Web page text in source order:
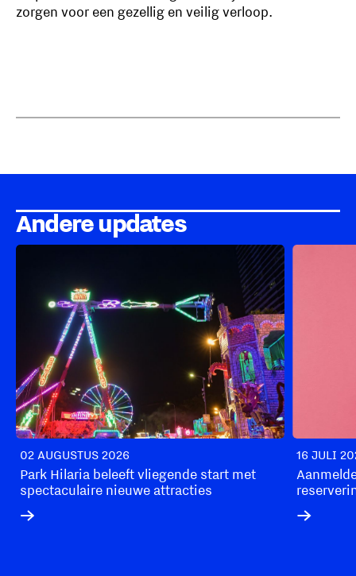
zorgen voor een gezellig en veilig verloop.
Andere updates
02 AUGUSTUS 2026
Park Hilaria beleeft vliegende start met
spectaculaire nieuwe attracties
16 JULI